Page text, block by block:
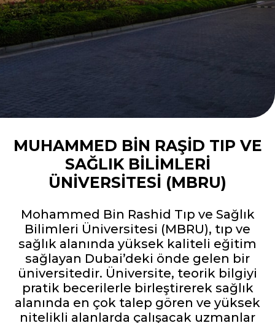
MUHAMMED BIN RAŞID TIP VE
SAĞLIK BILIMLERI
ÜNIVERSITESI (MBRU)
Mohammed Bin Rashid Tıp ve Sağlık
Bilimleri Üniversitesi (MBRU), tıp ve
sağlık alanında yüksek kaliteli eğitim
sağlayan Dubai’deki önde gelen bir
üniversitedir. Üniversite, teorik bilgiyi
pratik becerilerle birleştirerek sağlık
alanında en çok talep gören ve yüksek
nitelikli alanlarda çalışacak uzmanlar